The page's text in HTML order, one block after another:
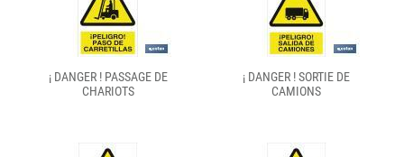
¡ DANGER ! PASSAGE DE
CHARIOTS
¡ DANGER ! SORTIE DE
CAMIONS